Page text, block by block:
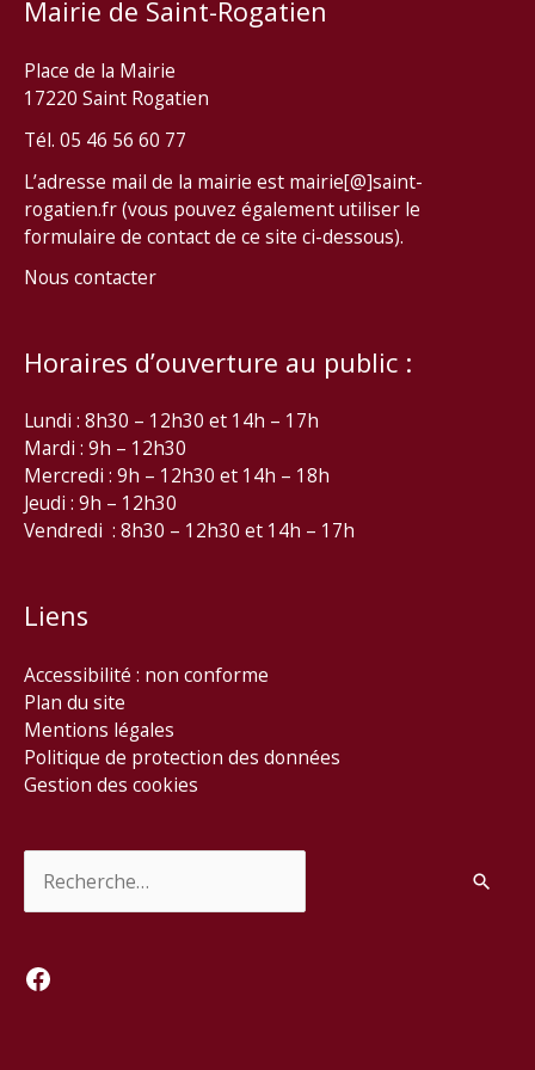
Mairie de Saint-Rogatien
Place de la Mairie
17220 Saint Rogatien
Tél. 05 46 56 60 77
L’adresse mail de la mairie est mairie[@]saint-
rogatien.fr (vous pouvez également utiliser le
formulaire de contact de ce site ci-dessous).
Nous contacter
Horaires d’ouverture au public :
Lundi : 8h30 – 12h30 et 14h – 17h
Mardi : 9h – 12h30
Mercredi : 9h – 12h30 et 14h – 18h
Jeudi : 9h – 12h30
Vendredi : 8h30 – 12h30 et 14h – 17h
Liens
Accessibilité : non conforme
Plan du site
Mentions légales
Politique de protection des données
Gestion des cookies
Facebook